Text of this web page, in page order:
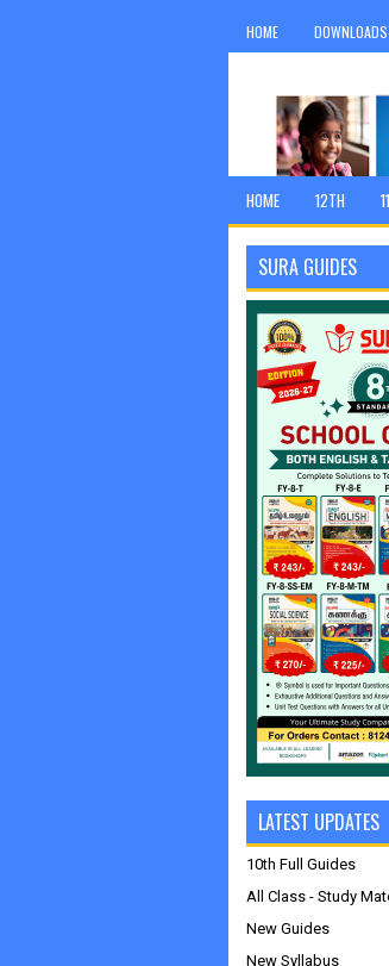
HOME DOWNLOADS
HOME 12TH
SURA GUIDES
LATEST UPDATES
10th Full Guides
All Class - Study
New Guides
New Syllabus